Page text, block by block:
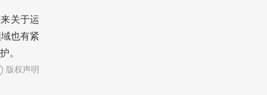
关于运
也有紧
。
版权声明